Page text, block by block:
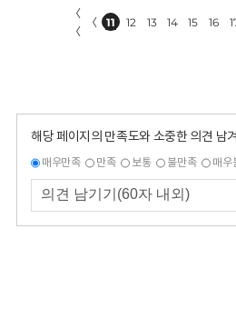
〈
〈
〈 11 12 13 14 15 16
해당 페이지의 만족도와 소중한 의견 남
매우만족 만족 보통 불만족 매우